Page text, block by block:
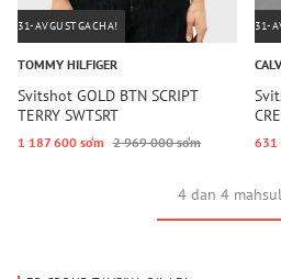
31-AVGUSTGACHA!
TOMMY HILFIGER
Svitshot GOLD BTN SCRIPT
TERRY SWTSRT
1 187 600 so‘m 2 969 000 so‘m
31-
631
4 dan 4